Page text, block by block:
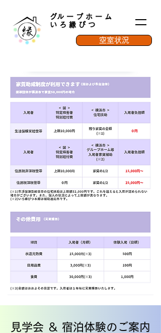
​グループホーム
いろ縁ぴつ
空室状況
見学会 ＆ 宿泊体験のご案内